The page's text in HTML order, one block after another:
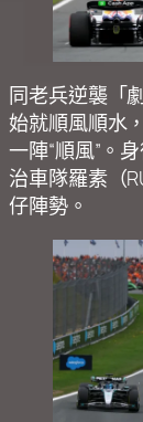
同老兵逆襲「
始就順風順水
一陣“順風”。
治車隊羅素（
仔陣勢。